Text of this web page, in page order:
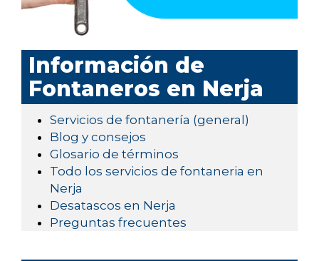
Información de
Fontaneros en Nerja
Servicios de fontanería (general)
Blog y consejos
Glosario de términos
Todo los servicios de fontaneria en
Nerja
Desatascos en Nerja
Preguntas frecuentes